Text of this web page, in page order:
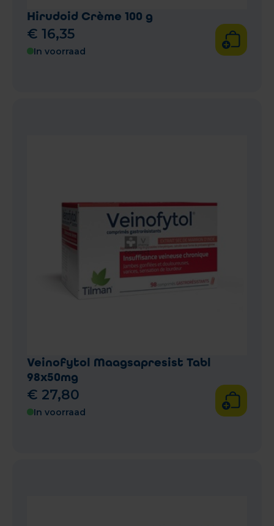
Hirudoid Crème 100 g
€ 16,35
In voorraad
Veinofytol Maagsapresist Tabl
98x50mg
€ 27,80
In voorraad